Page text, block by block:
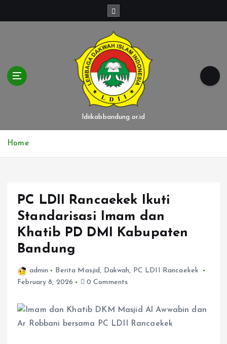
ldiikabbandung.or.id
Home
PC LDII Rancaekek Ikuti
Standarisasi Imam dan
Khatib PD DMI Kabupaten
Bandung
admin Berita Masjid, Dakwah, PC LDII Rancaekek
February 8, 2026
0 Comments